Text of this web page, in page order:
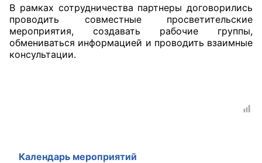
В рамках сотрудничества партнеры договорились
проводить совместные просветительские
мероприятия, создавать рабочие группы,
обмениваться информацией и проводить взаимные
консультации.
Календарь мероприятий